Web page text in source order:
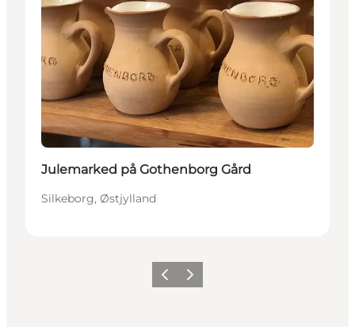
Julemarked på Gothenborg Gård
Silkeborg, Østjylland
ForrigeNæste